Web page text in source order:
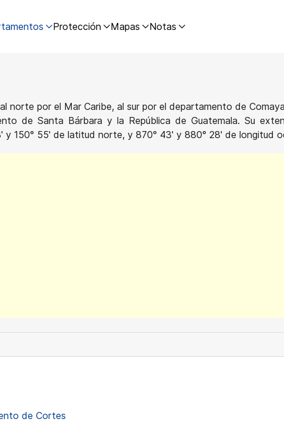
Protección Mapas Notas
por el Mar Caribe, al sur por el departamento de
de Santa Bárbara y la República de Guatemala. Su
150° 55' de latitud norte, y 870° 43' y 880° 28' de longitud
de Cortes